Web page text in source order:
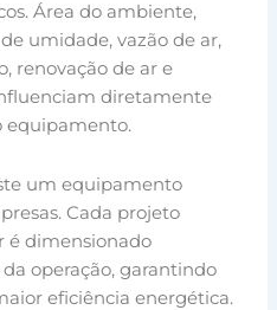
Área do ambiente,
umidade, vazão de ar,
renovação de ar e
diretamente
equipamento.
um equipamento
Cada projeto
é dimensionado
operação, garantindo
eficiência energética.